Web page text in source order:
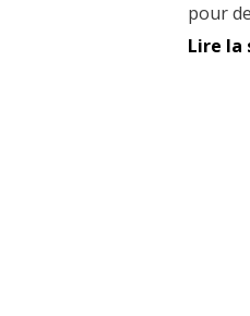
pour
Lire la